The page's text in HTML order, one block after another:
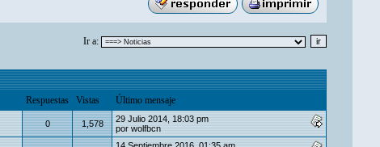
Ir a:
Respuestas Vistas Último mensaje
0 1,578
29 Julio 2014, 18:03 pm
por wolfbcn